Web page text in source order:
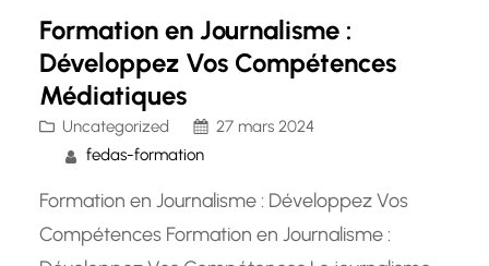
Formation en Journalisme :
Développez Vos Compétences
Médiatiques
Uncategorized
27 mars 2024
fedas-formation
Formation en Journalisme : Développez Vos
Compétences Formation en Journalisme :